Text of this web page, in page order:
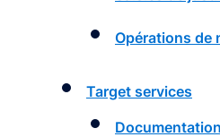
Opérations de
Target services